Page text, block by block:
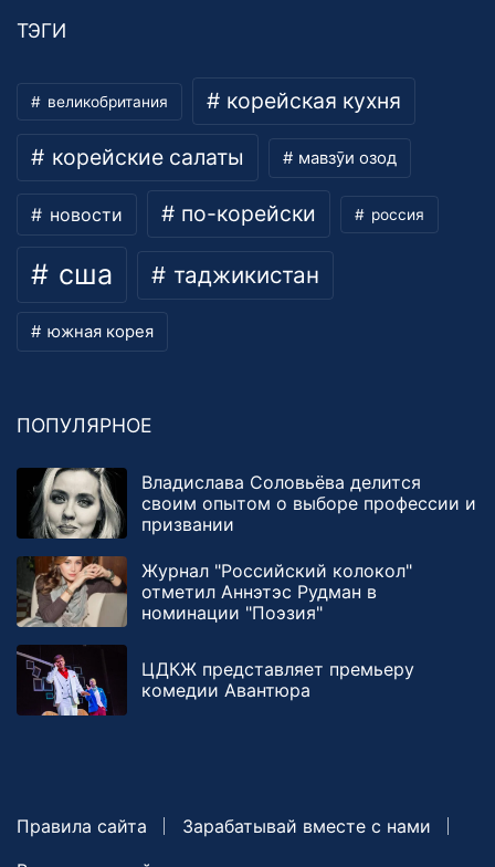
ТЭГИ
великобритания корейская кухня
корейские салаты мавзӯи озод
новости по-корейски россия
сша таджикистан
южная корея
ПОПУЛЯРНОЕ
Владислава Соловьёва делится
своим опытом о выборе профессии и
призвании
Журнал "Российский колокол"
отметил Аннэтэс Рудман в
номинации "Поэзия"
ЦДКЖ представляет премьеру
комедии Авантюра
Правила сайта
Зарабатывай вместе с нами